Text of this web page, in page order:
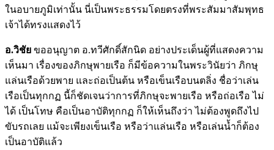
ในอบายภูมิเท่านั้น นี่เป็นพระธรรมโดยตรงที่พระสัมมาสัมพุทธ
เจ้าได้ทรงแสดงไว้
อ.วิชัย ขออนุญาต อ.ทวีศักดิ์สักนิด อย่างประเด็นผู้ที่แสดงความ
เห็นมา เรื่องของภิกษุพายเรือ ก็มีข้อความในพระวินัยว่า ภิกษุ
แล่นเรือด้วยพาย และถ่อเป็นต้น หรือเข็นเรือบนตลิ่ง ชื่อว่าเล่น
เรือเป็นทุกกฏ นี้ก็ชัดเจนว่าการที่ภิกษุจะพายเรือ หรือถ่อเรือ ไม่
ได้ เป็นโทษ คือเป็นอาบัติทุกกฏ ก็ให้เห็นถึงว่า ไม่ต้องพูดถึงไป
ขับรถเลย แม้จะเพียงเข็นเรือ หรือว่าแล่นเรือ หรือเล่นน้ำก็ต้อง
เป็นอาบัติแล้ว